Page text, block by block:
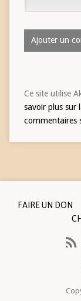
Ce site utilise
savoir plus sur
commentaires
FAIRE UN DON